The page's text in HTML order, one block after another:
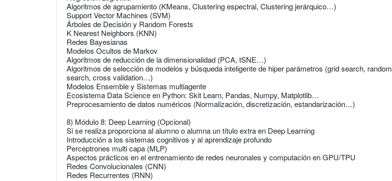
Algoritmos de agrupamiento (KMeans, Clustering espectral, Clustering jerárquico…)
Support Vector Machines (SVM)
Árboles de Decisión y Random Forests
K Nearest Neighbors (KNN)
Redes Bayesianas
Modelos Ocultos de Markov
Algoritmos de reducción de la dimensionalidad (PCA, tSNE…)
Algoritmos de selección de modelos y búsqueda inteligente de hiper parámetros (grid search, random
search, cross validation…)
Modelos Ensemble y Sistemas multiagente
Ecosistema Data Science en Python: Skit Learn, Pandas, Numpy, Matplotlib…
Preprocesamiento de datos numéricos (Normalización, discretización, estandarización…)
8) Módulo 8: Deep Learning (Opcional)
Si se realiza proporciona al alumno o alumna un título extra en Deep Learning
Introducción a los sistemas cognitivos y al aprendizaje profundo
Perceptrones multi capa (MLP)
Aspectos prácticos en el entrenamiento de redes neuronales y computación en GPU/TPU
Redes Convolucionales (CNN)
Redes Recurrentes (RNN)